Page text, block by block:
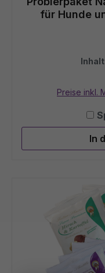
für Hunde
Preise inkl.
In